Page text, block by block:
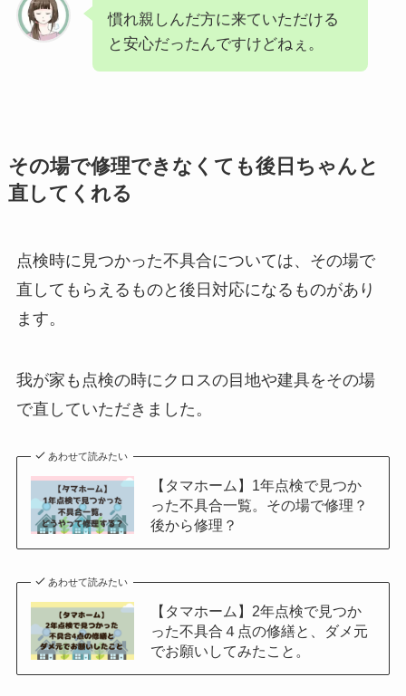
慣れ親しんだ方に来ていただける
と安心だったんですけどねぇ。
その場で修理できなくても後日ちゃんと
直してくれる
点検時に見つかった不具合については、その場で
直してもらえるものと後日対応になるものがあり
ます。
我が家も点検の時にクロスの目地や建具をその場
で直していただきました。
あわせて読みたい
【タマホーム】1年点検で見つか
った不具合一覧。その場で修理？
後から修理？
あわせて読みたい
【タマホーム】2年点検で見つか
った不具合４点の修繕と、ダメ元
でお願いしてみたこと。